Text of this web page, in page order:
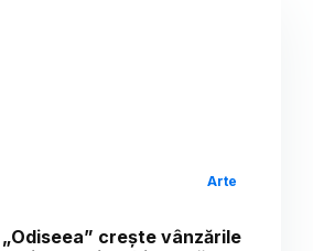
Arte
crește vânzările